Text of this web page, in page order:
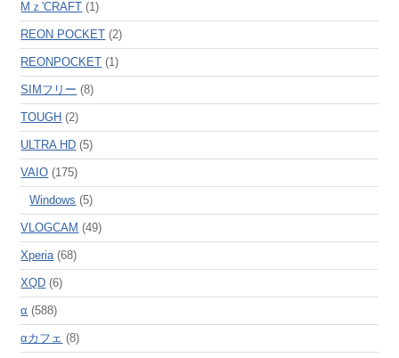
Mｚ'CRAFT (1)
REON POCKET (2)
REONPOCKET (1)
SIMフリー (8)
TOUGH (2)
ULTRA HD (5)
VAIO (175)
Windows (5)
VLOGCAM (49)
Xperia(68)
XQD (6)
α (588)
αカフェ (8)